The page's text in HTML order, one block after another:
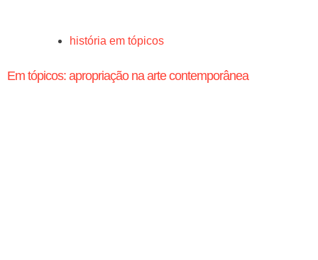
história em tópicos
Em tópicos: apropriação na arte contemporânea